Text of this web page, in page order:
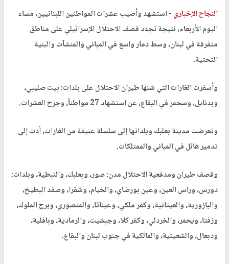
النجاح الإخباري -استشهد وأصيب عشرات المواطنين اللبنانيين، مساء
اليوم الأربعاء، نتيجة تجدد قصف الاحتلال الإسرائيلي على مناطق
متفرقة في لبنان، وسط دمار واسع في المباني والمنشآت والبنية
التحتية.
وأسفرت الغارات التي شنها طيران الاحتلال على بلدات: بيت صليبي،
وبدنايل، وسحمر في البقاع، عن استشهاد 27 مواطناً، وجرح العشرات.
وتعرضت مدينة بعلبك وبلداتها إلى سلسلة عنيفة من الغارات، أدت إلى
تدمير هائل في المباني والممتلكات.
وقصف طيران ومدفعية الاحتلال مدن: صور، وبعلبك، والنبطية، وبلدات:
دورس، وراس العين، وعين بورضاي، والخيام، وشقرا، وصفد البطيخ،
والبازورية، والعيتانية، وكفر ملكي، وعيناثا، والمنصوري، وبرج الملوك،
وزفتا، ويحمر، والخردلي، وكفر كلا، وجبشيت، والرمادية، وبافلية،
ودبعال، والشعيتية، والمالكية في جنوب لبنان والبقاع.